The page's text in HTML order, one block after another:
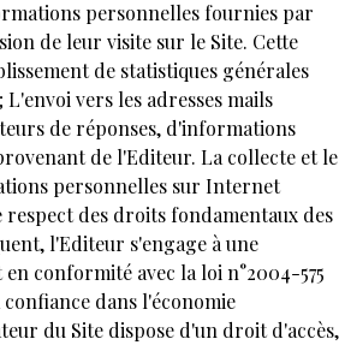
personnelles fournies par
de leur visite sur le Site. Cette
de statistiques générales
vers les adresses mails
de réponses, d'informations
de l'Editeur. La collecte et le
personnelles sur Internet
respect des droits fondamentaux des
l'Editeur s'engage à une
conformité avec la loi n°2004-575
dans l'économie
du Site dispose d'un droit d'accès,